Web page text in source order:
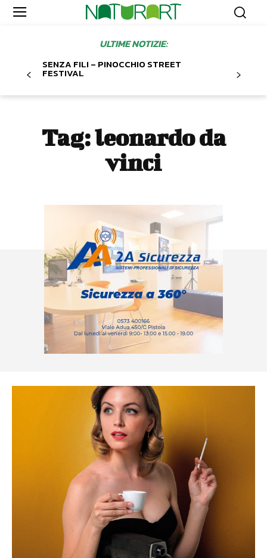
ULTIME NOTIZIE:
SENZA FILI – PINOCCHIO STREET
FESTIVAL
Tag:leonardo da
vinci